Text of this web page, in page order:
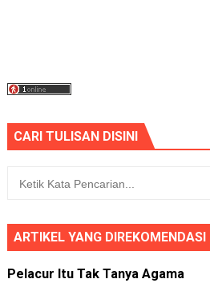
CARI TULISAN DISINI
ARTIKEL YANG DIREKOMENDASI
Pelacur Itu Tak Tanya Agama